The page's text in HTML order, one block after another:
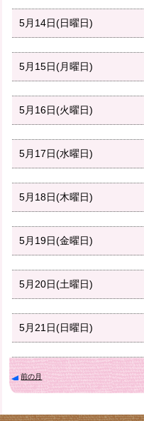
5月14日(日曜日)
5月15日(月曜日)
5月16日(火曜日)
5月17日(水曜日)
5月18日(木曜日)
5月19日(金曜日)
5月20日(土曜日)
5月21日(日曜日)
前の月